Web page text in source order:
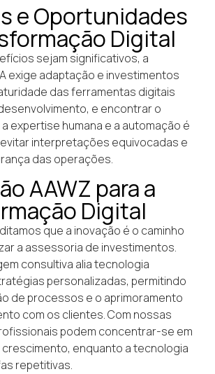
e Oportunidades
Digital
sejam significativos, a
exige adaptação e investimentos
das ferramentas digitais
e encontrar o
expertise humana e a automação é
interpretações equivocadas e
das operações.
AAWZ para a
Digital
que a inovação é o caminho
a assessoria de investimentos.
consultiva alia tecnologia
personalizadas, permitindo
de processos e o aprimoramento
com os clientes. Com nossas
podem concentrar-se em
enquanto a tecnologia
repetitivas.